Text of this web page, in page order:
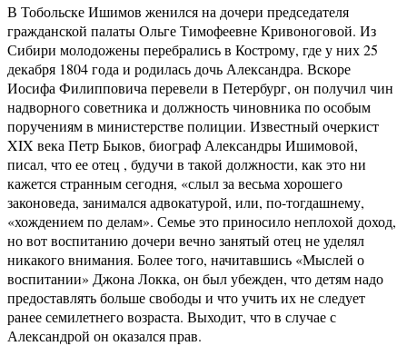
В Тобольске Ишимов женился на дочери председателя
гражданской палаты Ольге Тимофеевне Кривоноговой. Из
Сибири молодожены перебрались в Кострому, где у них 25
декабря 1804 года и родилась дочь Александра. Вскоре
Иосифа Филипповича перевели в Петербург, он получил чин
надворного советника и должность чиновника по особым
поручениям в министерстве полиции. Известный очеркист
XIX века Петр Быков, биограф Александры Ишимовой,
писал, что ее отец , будучи в такой должности, как это ни
кажется странным сегодня, «слыл за весьма хорошего
законоведа, занимался адвокатурой, или, по-тогдашнему,
«хождением по делам». Семье это приносило неплохой доход,
но вот воспитанию дочери вечно занятый отец не уделял
никакого внимания. Более того, начитавшись «Мыслей о
воспитании» Джона Локка, он был убежден, что детям надо
предоставлять больше свободы и что учить их не следует
ранее семилетнего возраста. Выходит, что в случае с
Александрой он оказался прав.